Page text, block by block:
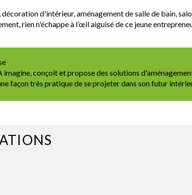
d'intérieur, aménagement de salle de bain,
rien n'échappe à l’œil aiguisé de ce jeune
conçoit et propose des solutions
façon très pratique de se projeter dans son futur